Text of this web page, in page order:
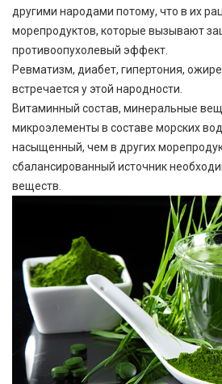
другими народами потому, что в их
морепродуктов, которые вызывают
противоопухолевый эффект.
Ревматизм, диабет, гипертония,
встречается у этой народности.
Витаминный состав, минеральные
микроэлементы в составе морских
насыщенный, чем в других
сбалансированный источник
веществ.